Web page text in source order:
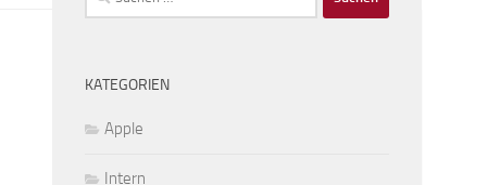
nach:
KATEGORIEN
Apple
Intern